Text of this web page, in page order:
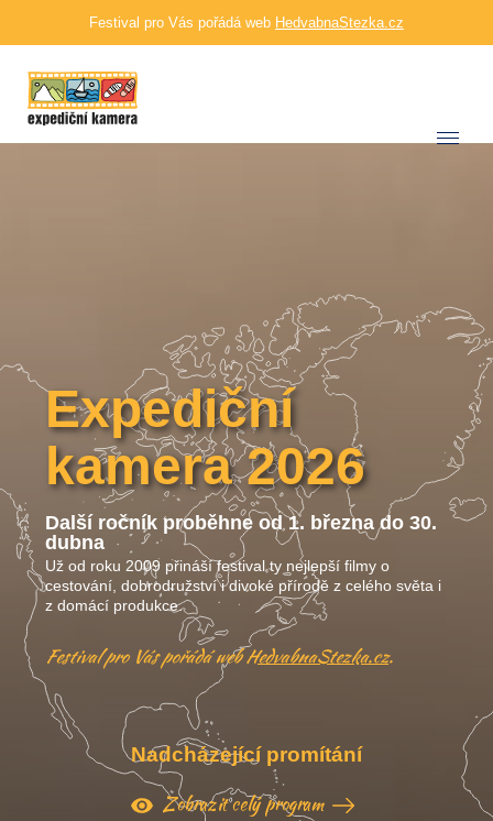
Festival pro Vás pořádá web HedvabnaStezka.cz
Expediční
kamera 2026
Další ročník proběhne od 1. března do 30.
dubna
Už od roku 2009 přináší festival ty nejlepší filmy o
cestování, dobrodružství i divoké přírodě z celého světa i
z domácí produkce.
Festival pro Vás pořádá webHedvabnaStezka.cz.
Nadcházející promítání
Zobrazit celý program